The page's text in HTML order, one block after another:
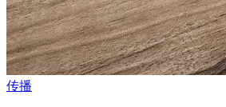
传播